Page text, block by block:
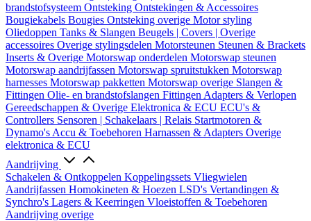
brandstofsysteem Ontsteking Ontstekingen & Accessoires
Bougiekabels Bougies Ontsteking overige Motor styling
Oliedoppen Tanks & Slangen Beugels | Covers | Overige
accessoires Overige stylingsdelen Motorsteunen Steunen & Brackets
Inserts & Overige Motorswap onderdelen Motorswap steunen
Motorswap aandrijfassen Motorswap spruitstukken Motorswap
harnesses Motorswap pakketten Motorswap overige Slangen &
Fittingen Olie- en brandstofslangen Fittingen Adapters & Verlopen
Gereedschappen & Overige Elektronica & ECU ECU's &
Controllers Sensoren | Schakelaars | Relais Startmotoren &
Dynamo's Accu & Toebehoren Harnassen & Adapters Overige
elektronica & ECU
Aandrijving
Schakelen & Ontkoppelen Koppelingssets Vliegwielen
Aandrijfassen Homokineten & Hoezen LSD's Vertandingen &
Synchro's Lagers & Keerringen Vloeistoffen & Toebehoren
Aandrijving overige